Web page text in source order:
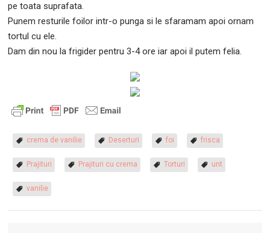
pe toata suprafata.
Punem resturile foilor intr-o punga si le sfaramam apoi ornam
tortul cu ele.
Dam din nou la frigider pentru 3-4 ore iar apoi il putem felia.
crema de vanilie Deserturi foi frisca
Prajituri Prajituri cu crema Torturi unt
vanilie